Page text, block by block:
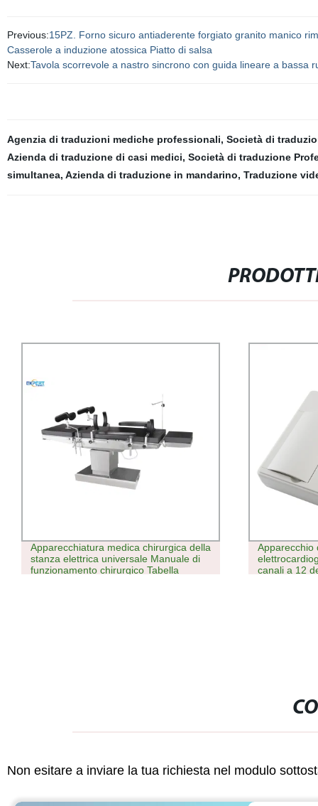
Previous:15PZ. Forno sicuro antiaderente forgiato granito manico
Casserole a induzione atossica Piatto di salsa
Next:Tavola scorrevole a nastro sincrono con guida lineare a bassa
Agenzia di traduzioni mediche professionali, Società di
Azienda di traduzione di casi medici, Società di traduzione
simultanea, Azienda di traduzione in mandarino, Traduzione
Apparecchiatura medica chirurgica della
stanza elettrica universale Manuale di
funzionamento chirurgico Tabella
Apparecchio
canali a 12
Non esitare a inviare la tua richiesta nel modulo